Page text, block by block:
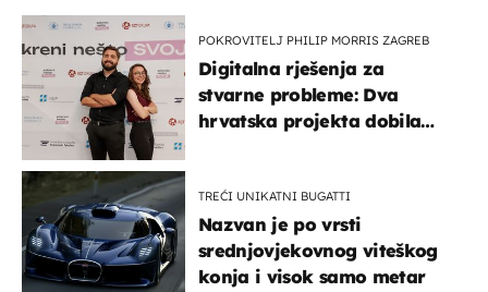
POKROVITELJ PHILIP MORRIS ZAGREB
Digitalna rješenja za
stvarne probleme: Dva
hrvatska projekta dobila
TREĆI UNIKATNI BUGATTI
Nazvan je po vrsti
srednjovjekovnog viteškog
konja i visok samo metar